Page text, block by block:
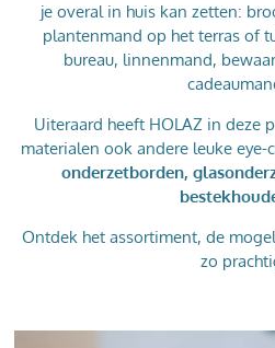
je overal in huis kan zetten:
plantenmand op het terras of
bureau, linnenmand,
Uiteraard heeft HOLAZ in deze
materialen ook andere leuke eye-
onderzetborden,
Ontdek het assortiment, de
zo